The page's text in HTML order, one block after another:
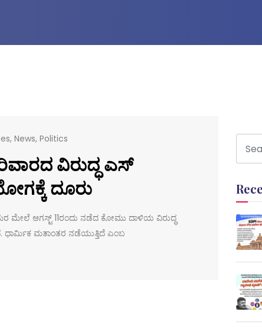
, News, Politics
ವಿರುದ್ಧ ಎಸ್
ದೂರು
ಮೇಲೆ ಆಗಸ್ಟ್ 11ರಂದು ನಡೆದ ಕೋಮು ದಾಳಿಯ ವಿರುದ್ಧ
ಧಾರ್ಮಿಕ ಮತಾಂತರ ನಡೆಯುತ್ತಿದೆ ಎಂಬ